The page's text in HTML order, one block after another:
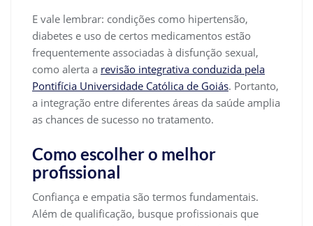
E vale lembrar: condições como hipertensão,
diabetes e uso de certos medicamentos estão
frequentemente associadas à disfunção sexual,
como alerta a revisão integrativa conduzida pela
Pontifícia Universidade Católica de Goiás. Portanto,
a integração entre diferentes áreas da saúde amplia
as chances de sucesso no tratamento.
Como escolher o melhor
profissional
Confiança e empatia são termos fundamentais.
Além de qualificação, busque profissionais que